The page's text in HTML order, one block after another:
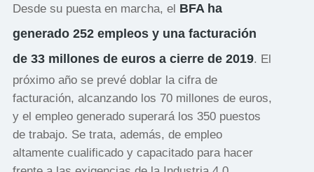
Desde su puesta en marcha, el BFA ha
generado 252 empleos y una facturación
de 33 millones de euros a cierre de 2019. El
próximo año se prevé doblar la cifra de
facturación, alcanzando los 70 millones de euros,
y el empleo generado superará los 350 puestos
de trabajo. Se trata, además, de empleo
altamente cualificado y capacitado para hacer